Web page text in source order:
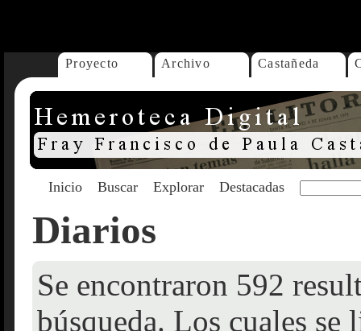
Proyecto Archivo Castañeda
Inicio Buscar Explorar Destacadas
Diarios
Se encontraron 592
búsqueda. Los cuales se